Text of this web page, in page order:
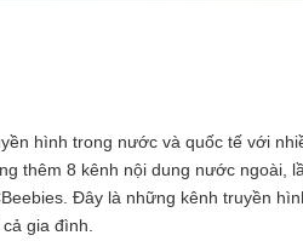
hình trong nước và quốc tế với
thêm 8 kênh nội dung nước ngoài,
Đây là những kênh truyền
gia đình.